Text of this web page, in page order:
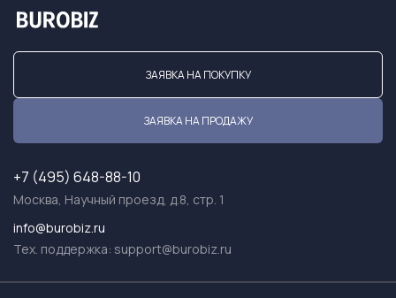
ЗАЯВКА НА ПОКУПКУ
ЗАЯВКА НА ПРОДАЖУ
+7 (495) 648-88-10
Москва, Научный проезд, д.8, стр. 1
info@burobiz.ru
Тех. поддержка: support@burobiz.ru